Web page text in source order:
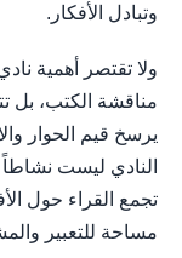
وتبادل الأفكار.
ولا تقتصر أهمية
مناقشة الكتب، بل
يرسخ قيم الحوار
النادي ليست نشاطاً
تجمع القراء حول
مساحة للتعبير